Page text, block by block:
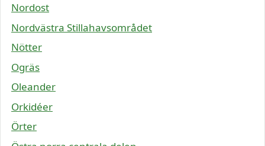
Nordost
Nordvästra Stillahavsområdet
Nötter
Ogräs
Oleander
Orkidéer
Örter